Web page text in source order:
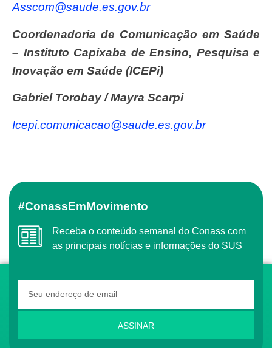
asscom@saude.es.gov.br
Coordenadoria de Comunicação em Saúde
– Instituto Capixaba de Ensino, Pesquisa e
Inovação em Saúde (ICEPi)
Gabriel Torobay / Mayra Scarpi
icepi.comunicacao@saude.es.gov.br
#ConassEmMovimento
Receba o conteúdo semanal do Conass com
as principais notícias e informações do SUS
ASSINAR